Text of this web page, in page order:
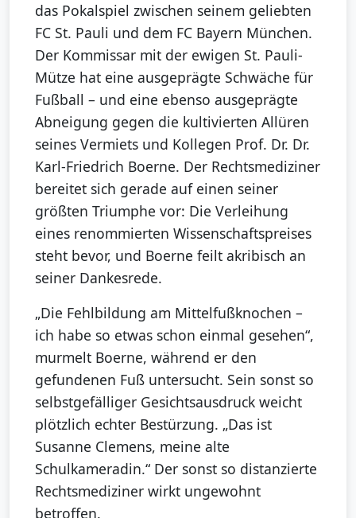
das Pokalspiel zwischen seinem geliebten
FC St. Pauli und dem FC Bayern München.
Der Kommissar mit der ewigen St. Pauli-
Mütze hat eine ausgeprägte Schwäche für
Fußball – und eine ebenso ausgeprägte
Abneigung gegen die kultivierten Allüren
seines Vermiets und Kollegen Prof. Dr. Dr.
Karl-Friedrich Boerne. Der Rechtsmediziner
bereitet sich gerade auf einen seiner
größten Triumphe vor: Die Verleihung
eines renommierten Wissenschaftspreises
steht bevor, und Boerne feilt akribisch an
seiner Dankesrede.
„Die Fehlbildung am Mittelfußknochen –
ich habe so etwas schon einmal gesehen“,
murmelt Boerne, während er den
gefundenen Fuß untersucht. Sein sonst so
selbstgefälliger Gesichtsausdruck weicht
plötzlich echter Bestürzung. „Das ist
Susanne Clemens, meine alte
Schulkameradin.“ Der sonst so distanzierte
Rechtsmediziner wirkt ungewohnt
betroffen.